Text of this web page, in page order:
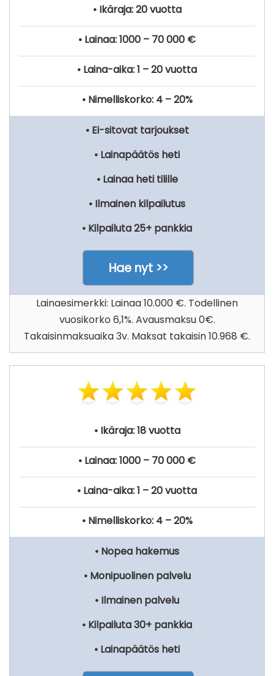
• Ikäraja: 20 vuotta
• Lainaa: 1000 – 70 000 €
• Laina-aika: 1 – 20 vuotta
• Nimelliskorko: 4 – 20%
• Ei-sitovat tarjoukset
• Lainapäätös heti
• Lainaa heti tilille
• Ilmainen kilpailutus
• Kilpailuta 25+ pankkia
Hae nyt >>
Lainaesimerkki: Lainaa 10.000 €. Todellinen
vuosikorko 6,1%. Avausmaksu 0€.
Takaisinmaksuaika 3v. Maksat takaisin 10.968 €.
• Ikäraja: 18 vuotta
• Lainaa: 1000 – 70 000 €
• Laina-aika: 1 – 20 vuotta
• Nimelliskorko: 4 – 20%
• Nopea hakemus
• Monipuolinen palvelu
• Ilmainen palvelu
• Kilpailuta 30+ pankkia
• Lainapäätös heti